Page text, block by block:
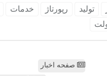
تولید رپورتاژ خدمات
صفحه اخبار